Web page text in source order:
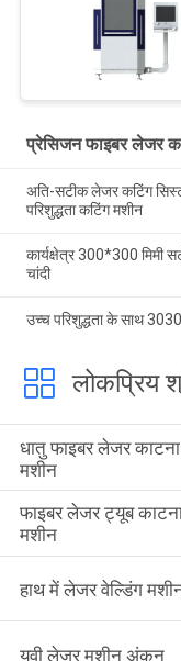
प्रेसिजन फाइबर लेजर
अति-सटीक लेजर कटिंग
परिशुद्धता कटिंग मशीन
कार्यक्षेत्र 300*300 मिमी
चांदी
उच्च परिशुद्धता के साथ
लोकप्रिय
धातु फाइबर लेजर काटना
मशीन
फाइबर लेजर ट्यूब
मशीन
हाथ में लेजर वेल्डिंग
यूवी लेजर मशीन अंकन